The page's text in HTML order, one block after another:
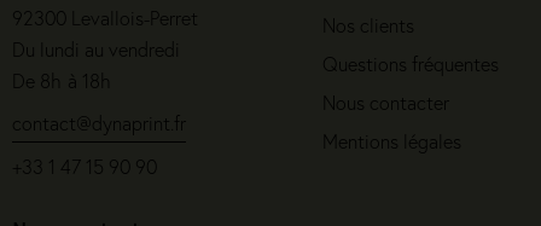
92300 Levallois-Perret
Du lundi au vendredi
De 8h à 18h
contact@dynaprint.fr
+33 1 47 15 90 90
Nos clients
Questions fréquentes
Nous contacter
Mentions légales